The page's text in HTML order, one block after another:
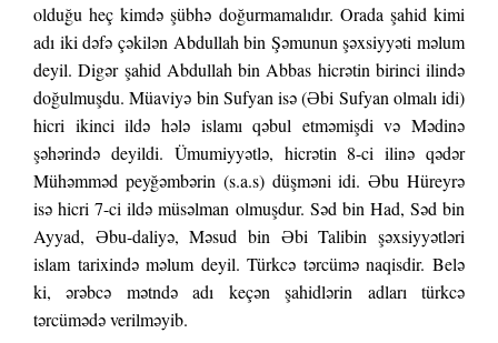
olduğu heç kimdə şübhə doğurmamalıdır. Orada şahid kimi
adı iki dəfə çəkilən Abdullah bin Şəmunun şəxsiyyəti məlum
deyil. Digər şahid Abdullah bin Abbas hicrətin birinci ilində
doğulmuşdu. Müaviyə bin Sufyan isə (Əbi Sufyan olmalı idi)
hicri ikinci ildə hələ islamı qəbul etməmişdi və Mədinə
şəhərində deyildi. Ümumiyyətlə, hicrətin 8-ci ilinə qədər
Mühəmməd peyğəmbərin (s.a.s) düşməni idi. Əbu Hüreyrə
isə hicri 7-ci ildə müsəlman olmuşdur. Səd bin Had, Səd bin
Ayyad, Əbu-daliyə, Məsud bin Əbi Talibin şəxsiyyətləri
islam tarixində məlum deyil. Türkcə tərcümə naqisdir. Belə
ki, ərəbcə mətndə adı keçən şahidlərin adları türkcə
tərcümədə verilməyib.